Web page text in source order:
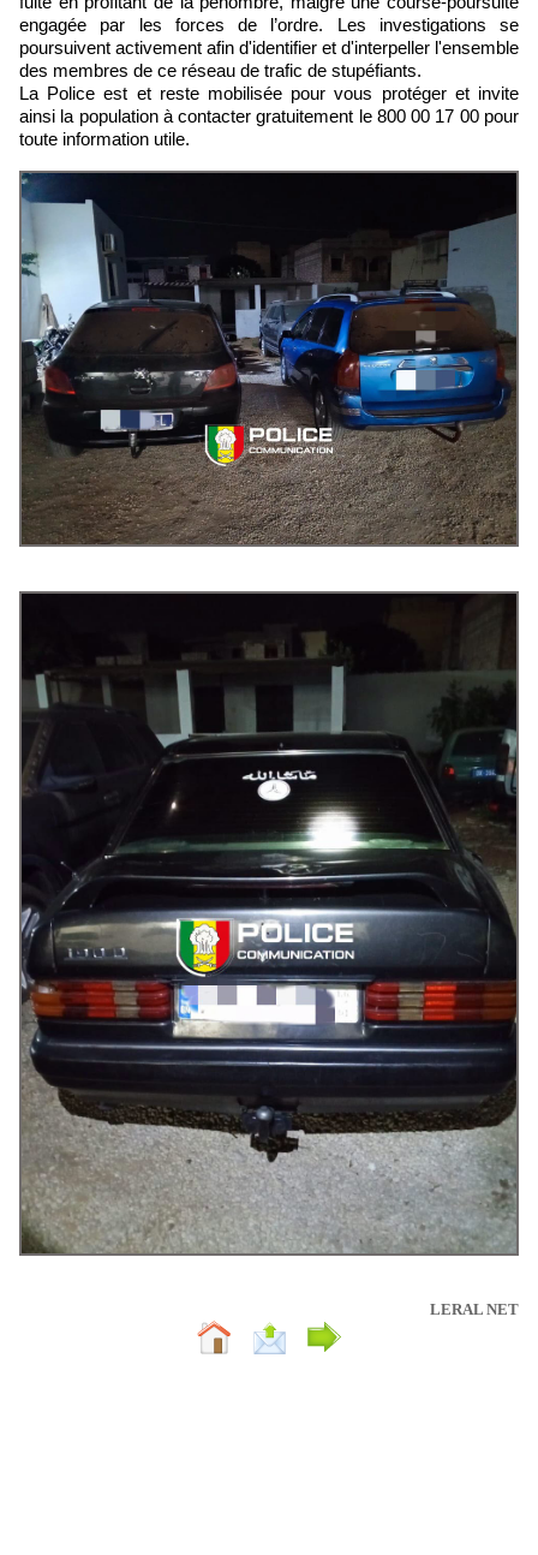
engagée par les forces de l’ordre. Les investigations se
poursuivent activement afin d'identifier et d'interpeller l'ensemble
des membres de ce réseau de trafic de stupéfiants.
La Police est et reste mobilisée pour vous protéger et invite
ainsi la population à contacter gratuitement le 800 00 17 00 pour
toute information utile.
LERAL NET